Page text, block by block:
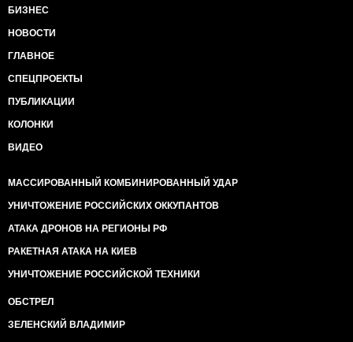
БИЗНЕС
НОВОСТИ
ГЛАВНОЕ
СПЕЦПРОЕКТЫ
ПУБЛИКАЦИИ
КОЛОНКИ
ВИДЕО
МАССИРОВАННЫЙ КОМБИНИРОВАННЫЙ УДАР
УНИЧТОЖЕНИЕ РОССИЙСКИХ ОККУПАНТОВ
АТАКА ДРОНОВ НА РЕГИОНЫ РФ
РАКЕТНАЯ АТАКА НА КИЕВ
УНИЧТОЖЕНИЕ РОССИЙСКОЙ ТЕХНИКИ
ОБСТРЕЛ
ЗЕЛЕНСКИЙ ВЛАДИМИР